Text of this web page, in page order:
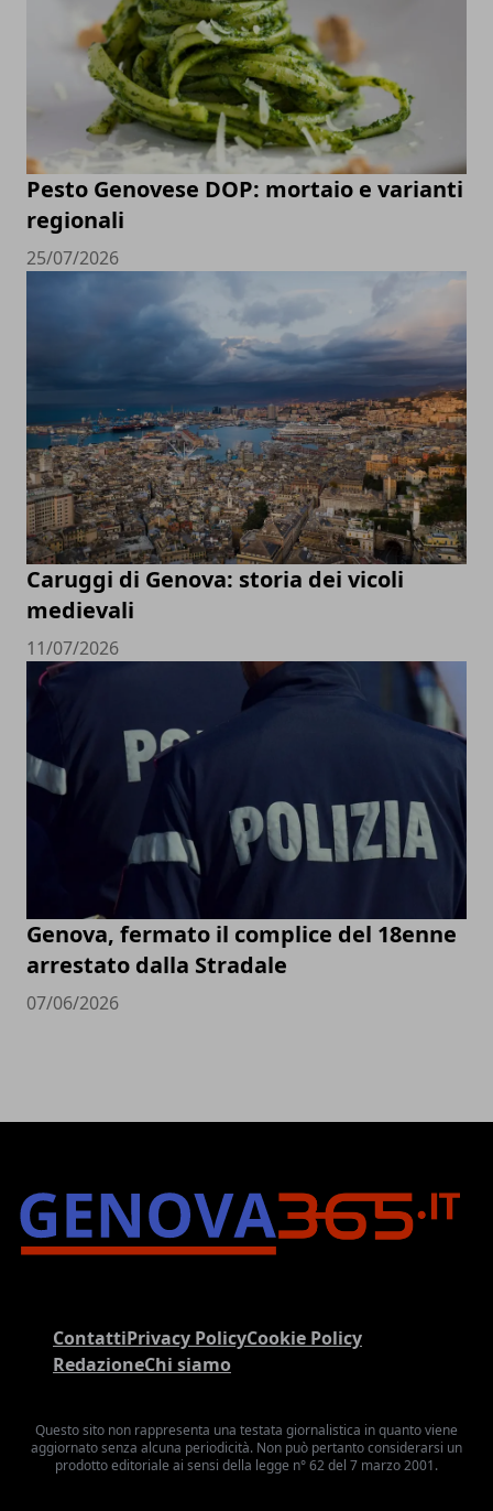
Pesto Genovese DOP: mortaio e varianti
regionali
25/07/2026
Caruggi di Genova: storia dei vicoli
medievali
11/07/2026
Genova, fermato il complice del 18enne
arrestato dalla Stradale
07/06/2026
ContattiPrivacy PolicyCookie Policy
RedazioneChi siamo
Questo sito non rappresenta una testata giornalistica in quanto viene
aggiornato senza alcuna periodicità. Non può pertanto considerarsi un
prodotto editoriale ai sensi della legge n° 62 del 7 marzo 2001.